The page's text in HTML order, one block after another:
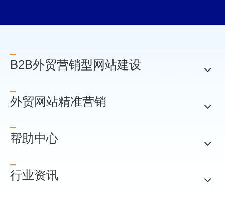
B2B外贸营销型网站建设
外贸网站精准营销
帮助中心
行业资讯